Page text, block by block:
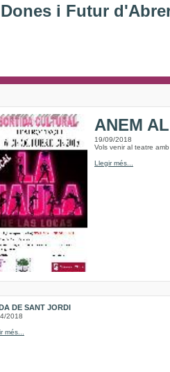
i Futur
ANEM
19/09/2018
Vols venir al teatre
Llegir més...
DE SANT JORDI
2018
més...